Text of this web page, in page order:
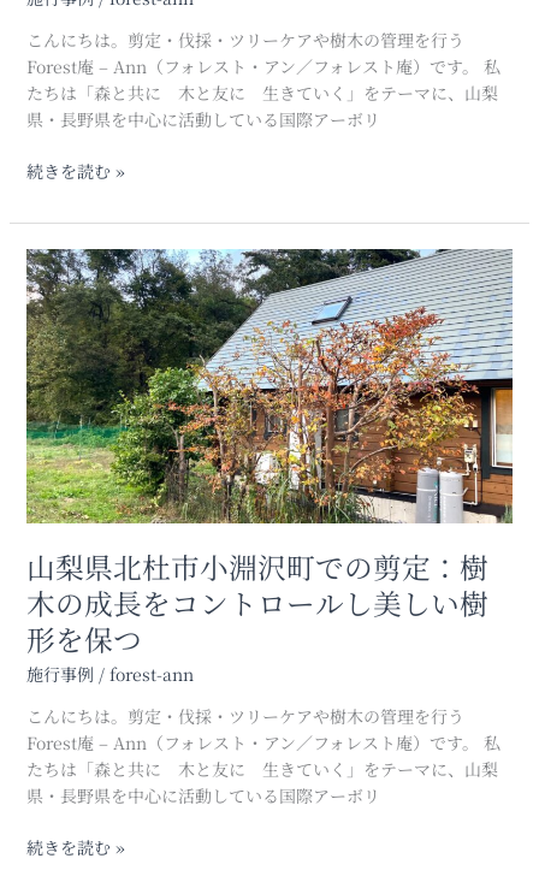
こんにちは。剪定・伐採・ツリーケアや樹木の管理を行う
Forest庵 – Ann（フォレスト・アン／フォレスト庵）です。 私
たちは「森と共に 木と友に 生きていく」をテーマに、山梨
県・長野県を中心に活動している国際アーボリ
ラ
マ
ツ
伐
作
下
ろ
し
作
業
に
よ
る
安
全
つ
確
実
な
伐
続きを読む »
山梨県北杜市小淵沢町での剪定：樹
木の成長をコントロールし美しい樹
形を保つ
施行事例 / forest-ann
こんにちは。剪定・伐採・ツリーケアや樹木の管理を行う
Forest庵 – Ann（フォレスト・アン／フォレスト庵）です。 私
たちは「森と共に 木と友に 生きていく」をテーマに、山梨
県・長野県を中心に活動している国際アーボリ
山
梨
県
北
杜
市
小
淵
沢
町
で
の
剪
定：
樹
木
の
成
長
を
コ
ト
続きを読む »